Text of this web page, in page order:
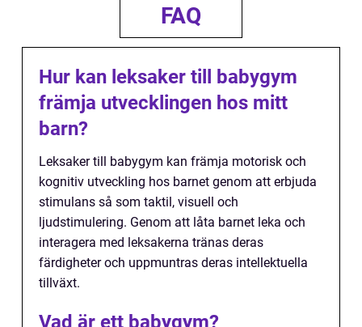
FAQ
Hur kan leksaker till babygym
främja utvecklingen hos mitt
barn?
Leksaker till babygym kan främja motorisk och
kognitiv utveckling hos barnet genom att erbjuda
stimulans så som taktil, visuell och
ljudstimulering. Genom att låta barnet leka och
interagera med leksakerna tränas deras
färdigheter och uppmuntras deras intellektuella
tillväxt.
Vad är ett babygym?